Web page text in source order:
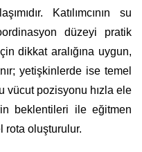
Katılımcının su
düzeyi pratik
dikkat aralığına uygun,
yetişkinlerde ise temel
vücut pozisyonu hızla ele
beklentileri ile eğitmen
rota oluşturulur.